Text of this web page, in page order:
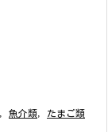
魚介類 たまご類